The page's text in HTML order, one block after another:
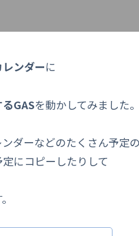
ンダーに
GASを動かしてみました。
ダーなどのたくさん予定
にコピーしたりして